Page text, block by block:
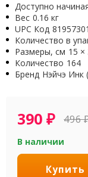
Доступно
Вес 0.16 кг
UPC Код
Количество в
Размеры, см 15 ×
Количество 164
Бренд Нэйчэ Инк
390₽ 496
В наличии
Купить